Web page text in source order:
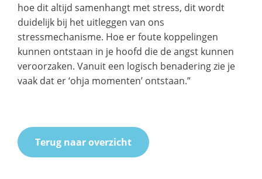
hoe dit altijd samenhangt met stress, dit wordt
duidelijk bij het uitleggen van ons
stressmechanisme. Hoe er foute koppelingen
kunnen ontstaan in je hoofd die de angst kunnen
veroorzaken. Vanuit een logisch benadering zie je
vaak dat er ‘ohja momenten’ ontstaan.”
Terug naar overzicht